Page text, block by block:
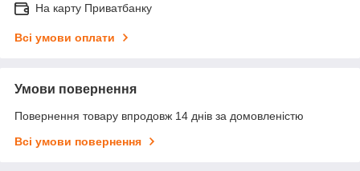
На карту Приватбанку
Всі умови оплати
Умови повернення
Повернення товару впродовж 14 днів за домовленістю
Всі умови повернення